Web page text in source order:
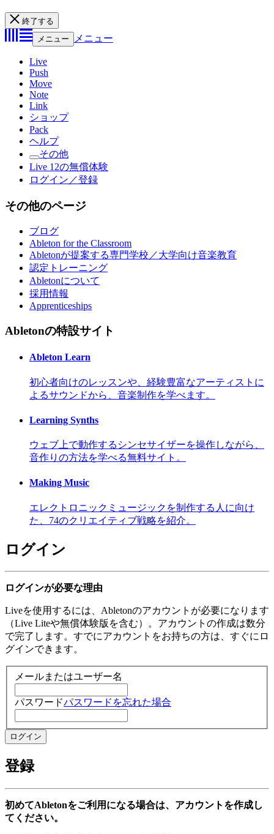
終了する
メニュー
メニュー
Live
Push
Move
Note
Link
ショップ
Pack
ヘルプ
その他
Live 12の無償体験
ログイン／登録
その他のページ
ブログ
Ableton for the Classroom
Abletonが提案する専門学校／大学向け音楽教育
認定トレーニング
Abletonについて
採用情報
Apprenticeships
Abletonの特設サイト
Ableton Learn
初心者向けのレッスンや、経験豊富なアーティストに
よるサウンドから、音楽制作を学べます。
Learning Synths
ウェブ上で動作するシンセサイザーを操作しながら、
音作りの方法を学べる無料サイト。
Making Music
エレクトロニックミュージックを制作する人に向け
た、74のクリエイティブ戦略を紹介。
ログイン
ログインが必要な理由
Liveを使用するには、Abletonのアカウントが必要になります
（Live Liteや無償体験版を含む）。アカウントの作成は数分
で完了します。すでにアカウントをお持ちの方は、すぐにロ
グインできます。
メールまたはユーザー名
パスワードパスワードを忘れた場合
登録
初めてAbletonをご利用になる場合は、アカウントを作成し
てください。